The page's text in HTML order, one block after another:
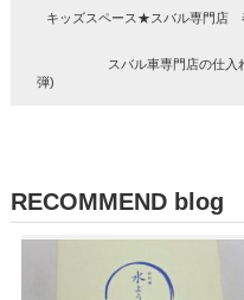
キッズスペース★スバル専門店
スバル車専門店の仕入
弾) ☆スバル車専
RECOMMEND blog